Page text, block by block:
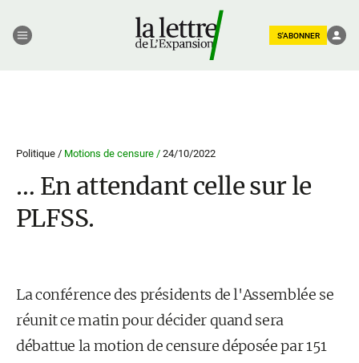
S'ABONNER
Politique / Motions de censure / 24/10/2022
… En attendant celle sur le
PLFSS.
La conférence des présidents de l'Assemblée se
réunit ce matin pour décider quand sera
débattue la motion de censure déposée par 151